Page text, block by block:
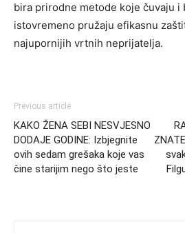
bira prirodne metode koje čuvaju i
istovremeno pružaju efikasnu
najupornijih vrtnih neprijatelja.
Previous article
KAKO ŽENA SEBI NESVJESNO
DODAJE GODINE: Izbjegnite
ovih sedam grešaka koje vas
čine starijim nego što jeste